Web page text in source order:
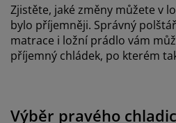
Zjistěte, jaké změny můžete v
bylo příjemněji. Správný
matrace i ložní prádlo vám
příjemný chládek, po kterém
Výběr pravého